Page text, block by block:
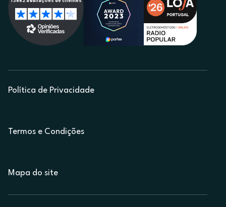
Política de Privacidade
Termos e Condições
Mapa do site